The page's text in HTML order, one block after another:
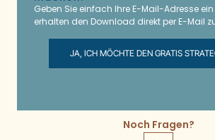
Geben Sie einfach Ihre E-Mail-Adresse
erhalten den Download direkt per E-Mail
JA, ICH MÖCHTE DEN GRATIS
Noch Fragen?